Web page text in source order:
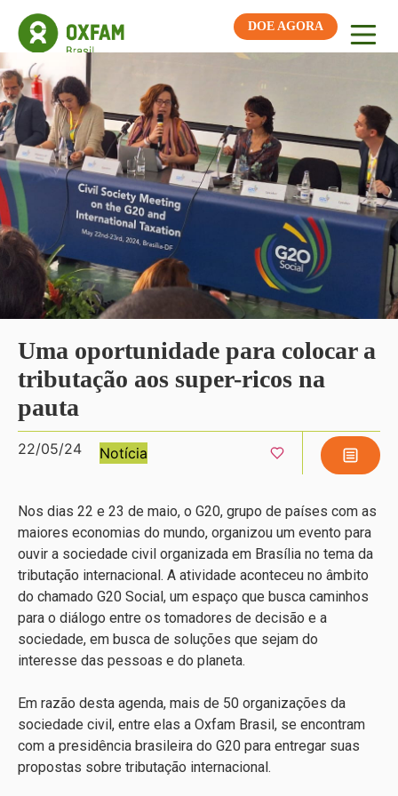
DOE AGORA
Uma oportunidade para colocar a
tributação aos super-ricos na
pauta
22/05/24 Notícia
Nos dias 22 e 23 de maio, o G20, grupo de países com as
maiores economias do mundo, organizou um evento para
ouvir a sociedade civil organizada em Brasília no tema da
tributação internacional. A atividade aconteceu no âmbito
do chamado G20 Social, um espaço que busca caminhos
para o diálogo entre os tomadores de decisão e a
sociedade, em busca de soluções que sejam do
interesse das pessoas e do planeta.
Em razão desta agenda, mais de 50 organizações da
sociedade civil, entre elas a Oxfam Brasil, se encontram
com a presidência brasileira do G20 para entregar suas
propostas sobre tributação internacional.